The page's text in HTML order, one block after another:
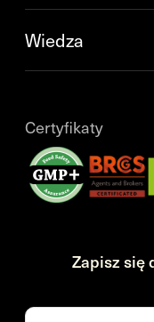
Wiedza
Certyfikaty
Zapisz się